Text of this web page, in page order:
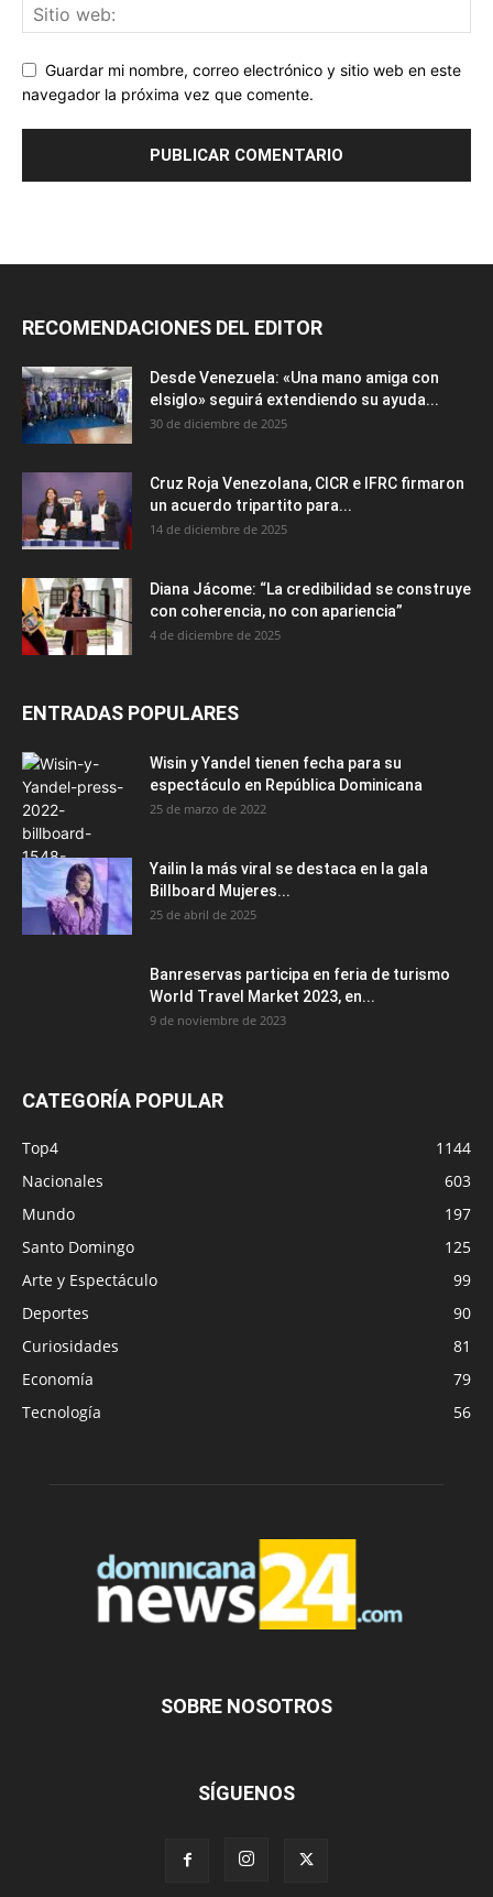
Guardar mi nombre, correo electrónico y sitio web en este
navegador la próxima vez que comente.
RECOMENDACIONES DEL EDITOR
Desde Venezuela: «Una mano amiga con
elsiglo» seguirá extendiendo su ayuda...
30 de diciembre de 2025
Cruz Roja Venezolana, CICR e IFRC firmaron
un acuerdo tripartito para...
14 de diciembre de 2025
Diana Jácome: “La credibilidad se construye
con coherencia, no con apariencia”
4 de diciembre de 2025
ENTRADAS POPULARES
Wisin y Yandel tienen fecha para su
espectáculo en República Dominicana
25 de marzo de 2022
Yailin la más viral se destaca en la gala
Billboard Mujeres...
25 de abril de 2025
Banreservas participa en feria de turismo
World Travel Market 2023, en...
9 de noviembre de 2023
CATEGORÍA POPULAR
Top4
1144
Nacionales
603
Mundo
197
Santo Domingo
125
Arte y Espectáculo
99
Deportes
90
Curiosidades
81
Economía
79
Tecnología
56
SOBRE NOSOTROS
SÍGUENOS